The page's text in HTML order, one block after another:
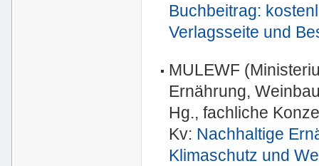
Buchbeitrag:
Verlagsseite und
MULEWF
Ernährung,
Hg., fachliche
Kv: Nachhaltige
Klimaschutz und